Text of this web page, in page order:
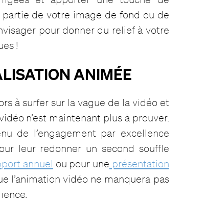
de votre image de fond ou de
pour donner du relief à votre
!
ANIMÉE
à surfer sur la vague de la vidéo et
n’est maintenant plus à prouver.
de l’engagement par excellence
leur redonner un second souffle
annuel ou pour une présentation
l’animation vidéo ne manquera pas